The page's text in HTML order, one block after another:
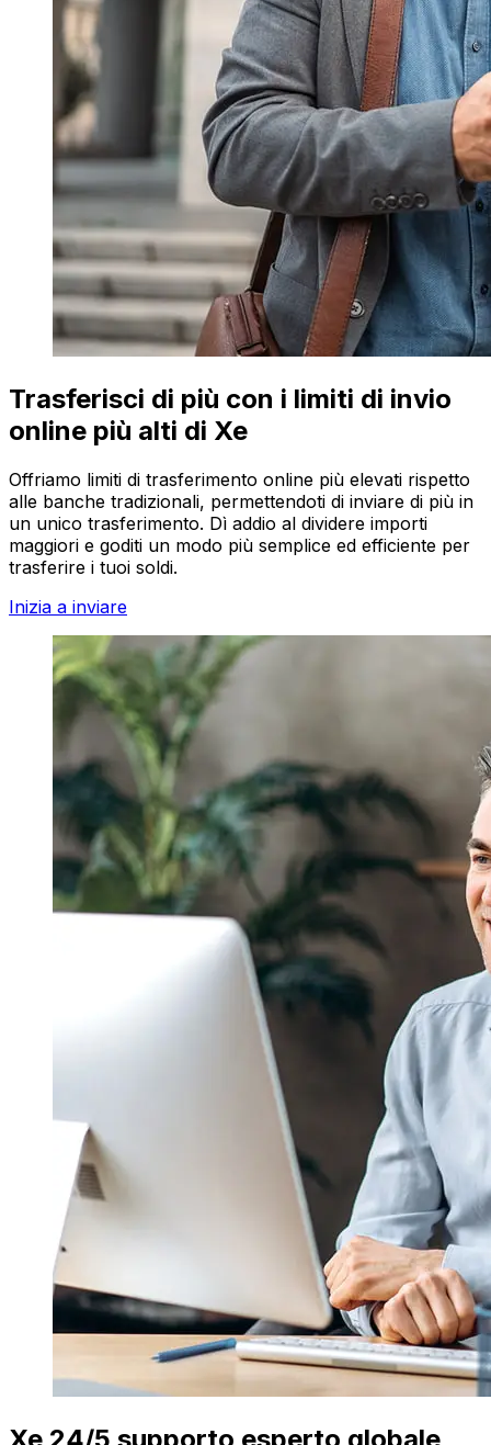
Trasferisci di più con i limiti di invio
online più alti di Xe
Offriamo limiti di trasferimento online più elevati rispetto
alle banche tradizionali, permettendoti di inviare di più in
un unico trasferimento. Dì addio al dividere importi
maggiori e goditi un modo più semplice ed efficiente per
trasferire i tuoi soldi.
Inizia a inviare
Xe 24/5 supporto esperto globale